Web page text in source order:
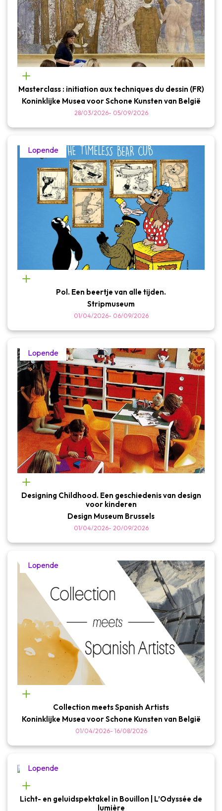
Masterclass : initiation aux techniques du dessin (FR)
Koninklijke Musea voor Schone Kunsten van België
28/03/2026- 05/09/2026
Pol. Een beertje van alle tijden.
Stripmuseum
01/04/2026- 06/09/2026
Lopende
Designing Childhood. Een geschiedenis van design
voor kinderen
Design Museum Brussels
01/04/2026- 20/09/2026
Lopende
Collection meets Spanish Artists
Koninklijke Musea voor Schone Kunsten van België
01/04/2026- 16/08/2026
Lopende
Licht- en geluidspektakel in Bouillon | L’Odyssée de
lumière
Lopende